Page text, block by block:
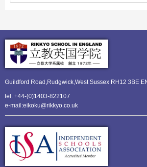
Guildford Road,Rudgwick,West Sussex RH12 3BE
tel: +44-(0)1403-822107
e-mail:eikoku@rikkyo.co.uk